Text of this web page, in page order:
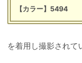
【カラー】5494
を着用し撮影されて